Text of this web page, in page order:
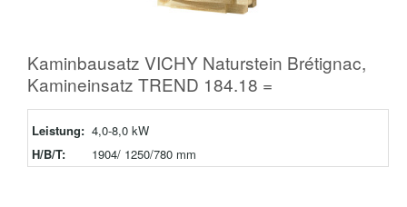
Kaminbausatz VICHY Naturstein Brétignac,
Kamineinsatz TREND 184.18 =
Leistung: 4,0-8,0 kW
H/B/T:
1904/ 1250/780 mm